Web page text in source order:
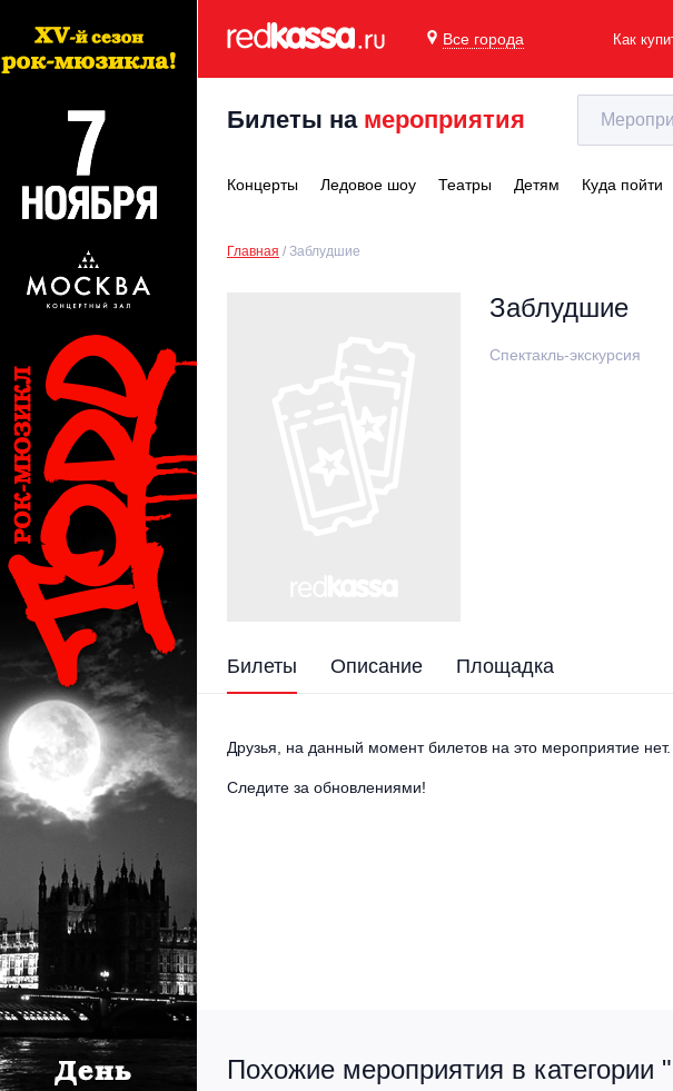
Все города Как
Билеты на мероприятия
Концерты Ледовое шоу Театры Детям Куда пойти
Главная Заблудшие
Заблудшие
Спектакль-экскурсия
Билеты Описание Площадка
Друзья, на данный момент билетов на это мероприятие
Следите за обновлениями!
Похожие мероприятия в категории